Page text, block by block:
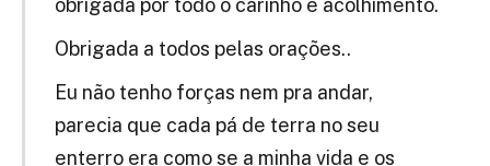
obrigada por todo o carinho e acolhimento.
Obrigada a todos pelas orações..
Eu não tenho forças nem pra andar,
parecia que cada pá de terra no seu
enterro era como se a minha vida e os